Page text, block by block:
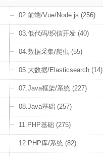
02.前端/Vue/Node.js (256)
03.低代码/织信开发 (40)
04.数据采集/爬虫 (55)
05.大数据/Elasticsearch (14)
07.Java框架/系统 (227)
08.Java基础 (257)
11.PHP基础 (275)
12.PHP库/系统 (82)